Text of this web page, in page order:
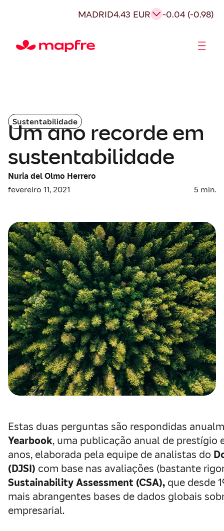
MADRID4.43 EUR -0.04 (-0.98)
Sustentabilidade
Um ano recorde em
sustentabilidade
Nuria del Olmo Herrero
fevereiro 11, 2021
5 min.
Estas duas perguntas são respondidas
Yearbook, uma publicação anual de prestígio
anos, elaborada pela equipe de analistas do
(DJSI) com base nas avaliações (bastante
Sustainability Assessment (CSA), que desde
mais abrangentes bases de dados globais
empresarial.